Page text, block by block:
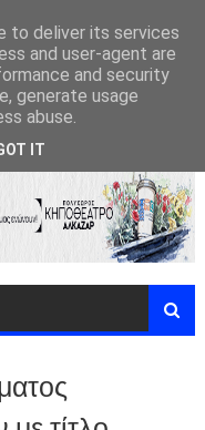
to deliver its services
and user-agent are
and security
generate usage
abuse.
IT